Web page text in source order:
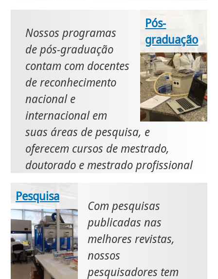
Pós-
graduação
Nossos programas
de pós-graduação
contam com docentes
de reconhecimento
nacional e
internacional em
suas áreas de pesquisa, e
oferecem cursos de mestrado,
doutorado e mestrado profissional
Pesquisa
Com pesquisas
publicadas nas
melhores revistas,
nossos
pesquisadores tem